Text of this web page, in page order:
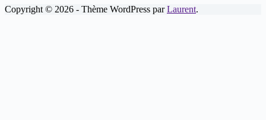
Copyright © 2026 - Thème WordPress parLaurent.